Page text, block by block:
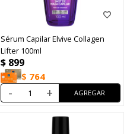
Sérum Capilar Elvive Collagen
Lifter 100ml
$ 899
$ 764
- +